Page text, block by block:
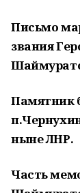
Письмо
звания
Памятник
ныне ЛНР.
Часть